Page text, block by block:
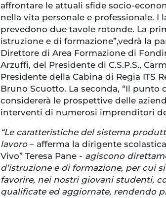
affrontare le attuali sfide socio-
nella vita personale e professionale. I
prevedono due tavole rotonde. La
istruzione e di formazione”,vedrà la
Direttore di Area Formazione di
Arzuffi, del Presidente di C.S.P.S.,
Presidente della Cabina di Regia ITS
Bruno Scuotto. La seconda, “Il punto
considererà le prospettive delle
interventi di numerosi imprenditori
“Le caratteristiche del sistema
lavoro– afferma la dirigente scolastica
Vivo” Teresa Pane - agiscono
d’istruzione e di formazione, per cui
favorire, nei nostri giovani studenti,
qualificate ed aggiornate, rendendo